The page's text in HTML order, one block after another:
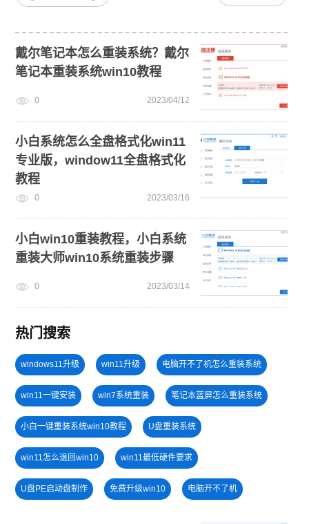
戴尔笔记本怎么重装系统？戴尔
笔记本重装系统win10教程
0 2023/04/12
小白系统怎么全盘格式化win11
专业版，window11全盘格式化
教程
0 2023/03/16
小白win10重装教程，小白系统
重装大师win10系统重装步骤
0 2023/03/14
热门搜索
windows11升级 win11升级 电脑开不了机怎么重装系统
win11一键安装 win7系统重装 笔记本蓝屏怎么重装系统
小白一键重装系统win10教程 U盘重装系统
win11怎么退回win10 win11最低硬件要求
U盘PE启动盘制作 免费升级win10 电脑开不了机